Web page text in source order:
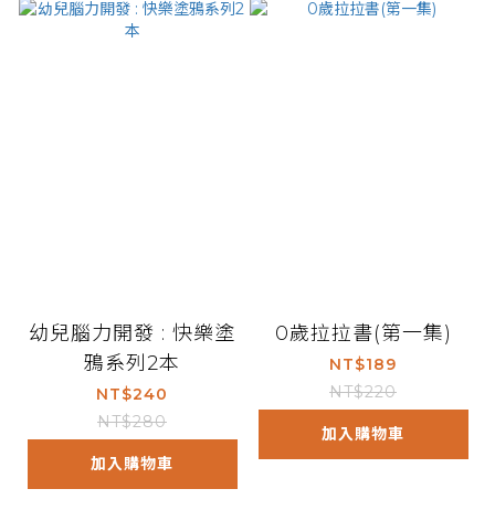
幼兒腦力開發 : 快樂塗
鴉系列2本
NT$240
NT$280
加入購物車
0歲拉拉書(第一集)
NT$189
NT$220
加入購物車